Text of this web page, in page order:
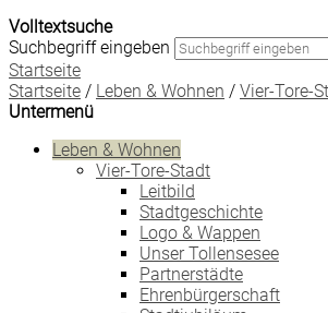
Volltextsuche
Suchbegriff eingeben
Startseite
Startseite / Leben & Wohnen / Vier-Tore-
Untermenü
Leben & Wohnen
Vier-Tore-Stadt
Leitbild
Stadtgeschichte
Logo & Wappen
Unser Tollensesee
Partnerstädte
Ehrenbürgerschaft